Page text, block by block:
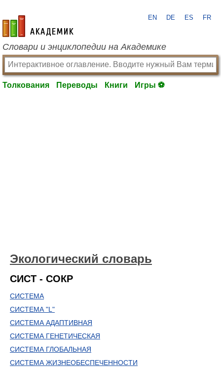
academic.ru
EN DE ES FR
Словари и энциклопедии на Академике
Толкования Переводы Книги Игры ⚽
Экологический словарь
СИСТ - СОКР
СИСТЕМА
СИСТЕМА "L"
СИСТЕМА АДАПТИВНАЯ
СИСТЕМА ГЕНЕТИЧЕСКАЯ
СИСТЕМА ГЛОБАЛЬНАЯ
СИСТЕМА ЖИЗНЕОБЕСПЕЧЕННОСТИ